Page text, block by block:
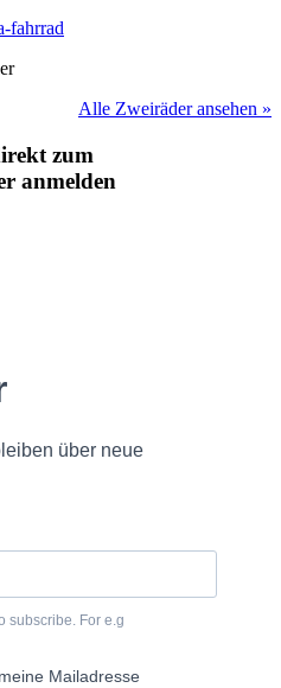
Alle Zweiräder ansehen »
zum
anmelden